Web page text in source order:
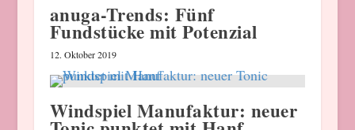
anuga-Trends: Fünf
Fundstücke mit Potenzial
12. Oktober 2019
Windspiel Manufaktur: neuer